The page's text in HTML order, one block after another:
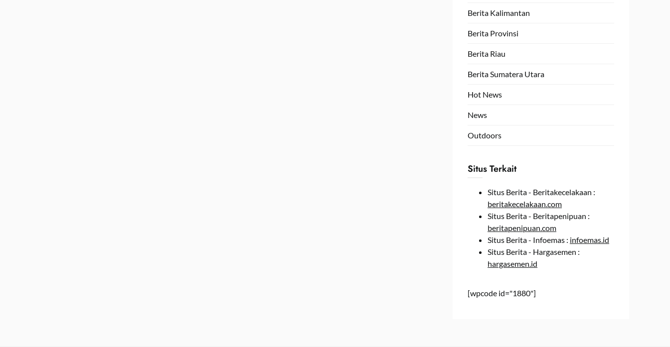
Berita Kalimantan
Berita Provinsi
Berita Riau
Berita Sumatera Utara
Hot News
News
Outdoors
Situs Terkait
Situs Berita - Beritakecelakaan :
beritakecelakaan.com
Situs Berita - Beritapenipuan :
beritapenipuan.com
Situs Berita - Infoemas : infoemas.id
Situs Berita - Hargasemen :
hargasemen.id
[wpcode id="1880"]